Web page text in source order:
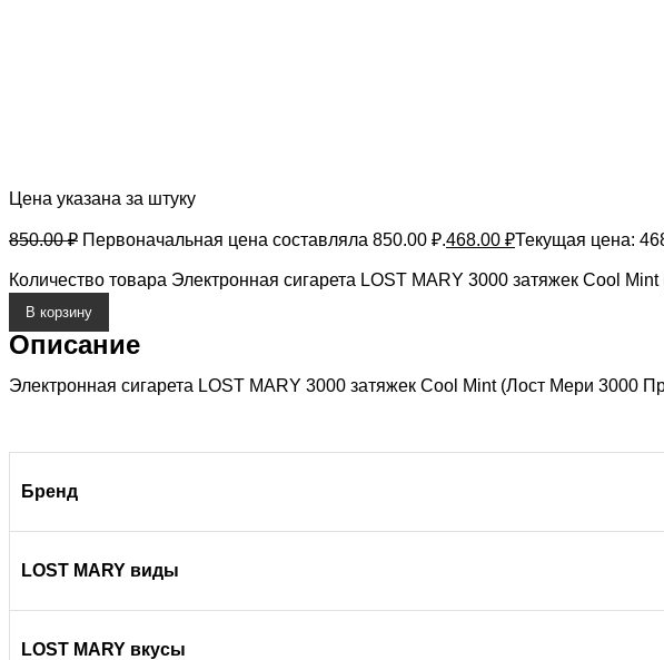
Цена указана за штуку
850.00₽ Первоначальная цена составляла 850.00 ₽.468.00 ₽Текущая цена:
Количество товара Электронная сигарета LOST MARY 3000 затяжек Cool
В корзину
Описание
Электронная сигарета LOST MARY 3000 затяжек Cool Mint (Лост Мери 3000
Бренд
LOST MARY виды
LOST MARY вкусы